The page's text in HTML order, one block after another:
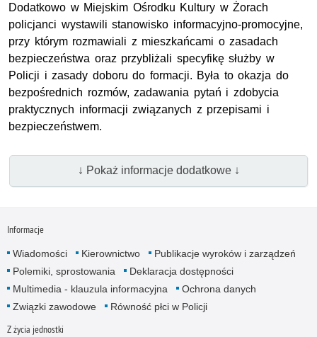
Dodatkowo w Miejskim Ośrodku Kultury w Żorach
policjanci wystawili stanowisko informacyjno-promocyjne,
przy którym rozmawiali z mieszkańcami o zasadach
bezpieczeństwa oraz przybliżali specyfikę służby w
Policji i zasady doboru do formacji. Była to okazja do
bezpośrednich rozmów, zadawania pytań i zdobycia
praktycznych informacji związanych z przepisami i
bezpieczeństwem.
↓ Pokaż informacje dodatkowe ↓
Informacje
Wiadomości Kierownictwo
Publikacje wyroków i zarządzeń
Polemiki, sprostowania
Deklaracja dostępności
Multimedia - klauzula informacyjna
Ochrona danych
Związki zawodowe
Równość płci w Policji
Z życia jednostki